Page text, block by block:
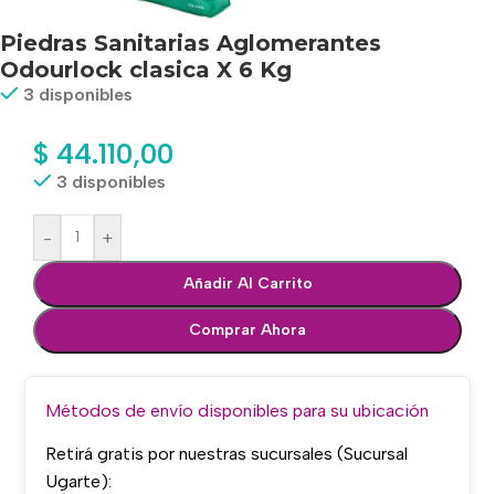
Piedras Sanitarias Aglomerantes
Odourlock clasica X 6 Kg
3 disponibles
$ 44.110,00
3 disponibles
- +
Añadir Al Carrito
Comprar Ahora
Métodos de envío disponibles para su ubicación
Retirá gratis por nuestras sucursales (Sucursal
Ugarte):